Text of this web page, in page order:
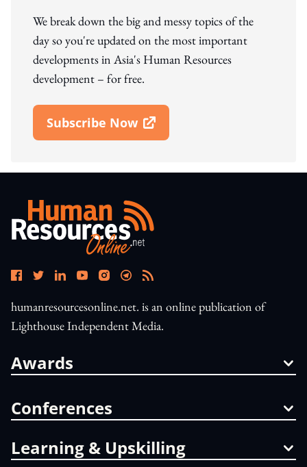
We break down the big and messy topics of the
day so you're updated on the most important
developments in Asia's Human Resources
development – for free.
Subscribe Now
Open In New Window
humanresourcesonline.net. is an online publication of
Lighthouse Independent Media.
Awards
Conferences
Learning & Upskilling